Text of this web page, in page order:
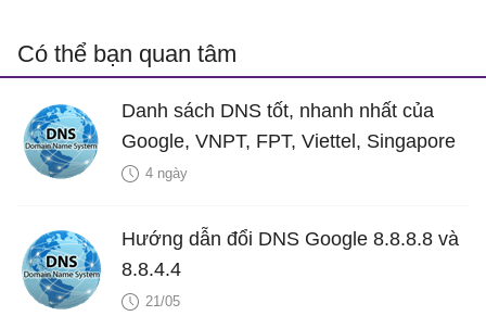
Có thể bạn quan tâm
Danh sách DNS tốt, nhanh nhất của
Google, VNPT, FPT, Viettel, Singapore
4 ngày
Hướng dẫn đổi DNS Google 8.8.8.8 và
8.8.4.4
21/05